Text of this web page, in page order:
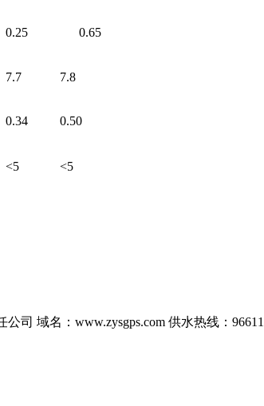
0.25 0.65
7.7 7.8
0.34 0.50
<5 <5
司 域名：www.zysgps.com 供水热线：96611